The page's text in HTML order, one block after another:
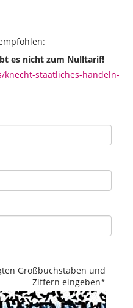
es nicht zum Nulltarif!
knecht-staatliches-handeln-
Großbuchstaben und
Ziffern eingeben*